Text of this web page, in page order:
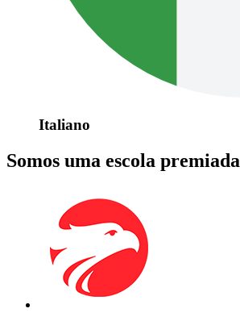
Italiano
Somos uma escola premiada